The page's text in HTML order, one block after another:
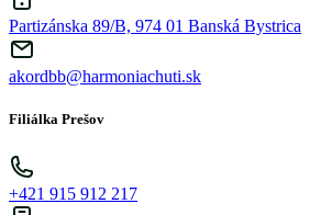
Partizánska 89/B, 974 01 Banská Bystrica
akordbb@harmoniachuti.sk
Filiálka Prešov
+421 915 912 217